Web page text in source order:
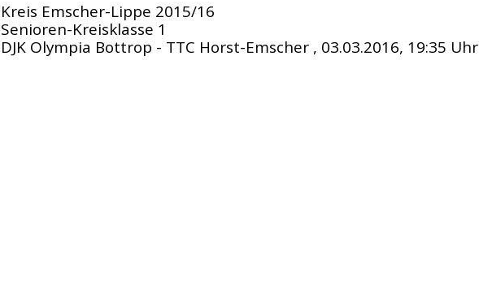
Kreis Emscher-Lippe 2015/16
Senioren-Kreisklasse 1
DJK Olympia Bottrop - TTC Horst-Emscher , 03.03.2016, 19:35 Uhr